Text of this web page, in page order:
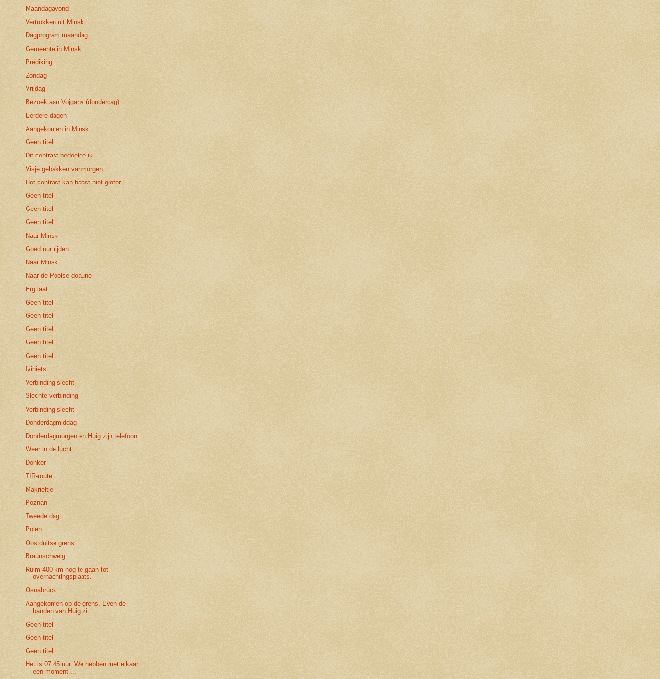
Maandagavond
Vertrokken uit Minsk
Dagprogram maandag
Gemeente in Minsk
Prediking
Zondag
Vrijdag
Bezoek aan Vojgany (donderdag)
Eerdere dagen
Aangekomen in Minsk
Geen titel
Dit contrast bedoelde ik.
Visje gebakken vanmorgen
Het contrast kan haast niet groter
Geen titel
Geen titel
Geen titel
Naar Minsk
Goed uur rijden
Naar Minsk
Naar de Poolse doaune
Erg laat
Geen titel
Geen titel
Geen titel
Geen titel
Geen titel
Iviniets
Verbinding slecht
Slechte verbinding
Verbinding slecht
Donderdagmiddag
Donderdagmorgen en Huig zijn telefoon
Weer in de lucht
Donker
TIR-route.
Makrieltje
Poznan
Tweede dag
Polen
Oostduitse grens
Braunschweig
Ruim 400 km nog te gaan tot
overnachtingsplaats.
Osnabrück
Aangekomen op de grens. Even de
banden van Huig zi...
Geen titel
Geen titel
Geen titel
Het is 07.45 uur. We hebben met elkaar
een moment ...